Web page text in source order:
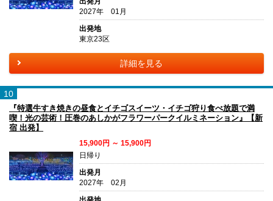
2027年 01月
出発地
東京23区
詳細を見る
10
『特選牛すき焼きの昼食とイチゴスイーツ・イチゴ狩り食べ放題で満
喫！光の芸術！圧巻のあしかがフラワーパークイルミネーション』【新
宿 出発】
15,900円 ～ 15,900円
日帰り
出発月
2027年 02月